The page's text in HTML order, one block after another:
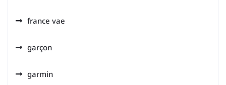
france vae
garçon
garmin